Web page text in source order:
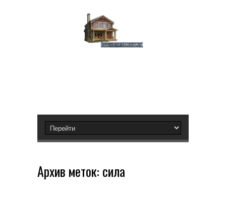
Архив меток: сила